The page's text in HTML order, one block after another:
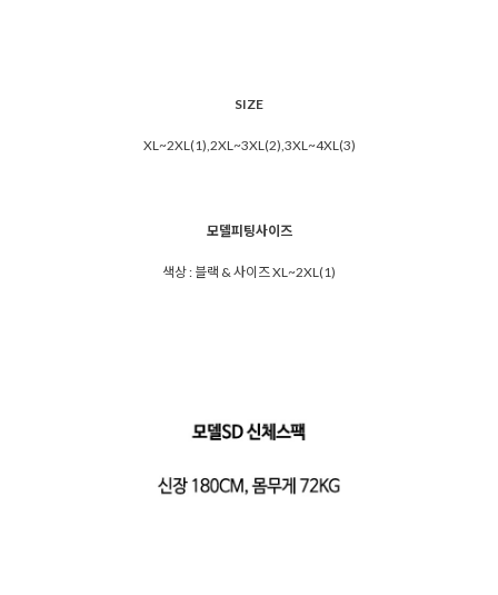
SIZE
XL~2XL(1),2XL~3XL(2),3XL~4XL(3)
모델피팅사이즈
색상 : 블랙 & 사이즈 XL~2XL(1)